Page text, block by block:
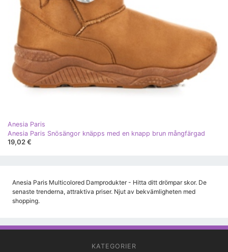
Anesia Paris
Anesia Paris Snösängor knäpps med en knapp brun mångfärgad
19,02 €
Anesia Paris Multicolored Damprodukter - Hitta ditt drömpar skor. De
senaste trenderna, attraktiva priser. Njut av bekvämligheten med
shopping.
KATEGORIER